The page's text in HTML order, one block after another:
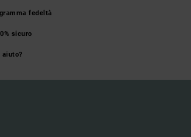
fedeltà
sicuro
aiuto?